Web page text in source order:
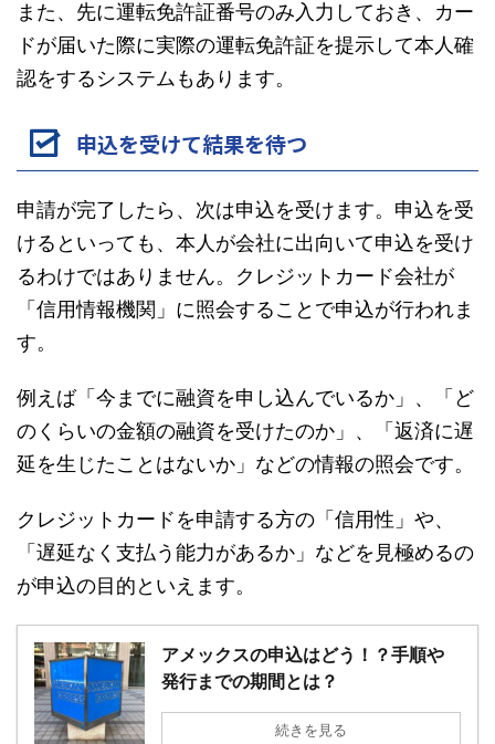
また、先に運転免許証番号のみ入力しておき、カー
ドが届いた際に実際の運転免許証を提示して本人確
認をするシステムもあります。
申込を受けて結果を待つ
申請が完了したら、次は申込を受けます。申込を受
けるといっても、本人が会社に出向いて申込を受け
るわけではありません。クレジットカード会社が
「信用情報機関」に照会することで申込が行われま
す。
例えば「今までに融資を申し込んでいるか」、「ど
のくらいの金額の融資を受けたのか」、「返済に遅
延を生じたことはないか」などの情報の照会です。
クレジットカードを申請する方の「信用性」や、
「遅延なく支払う能力があるか」などを見極めるの
が申込の目的といえます。
アメックスの申込はどう！？手順や
発行までの期間とは？
続きを見る